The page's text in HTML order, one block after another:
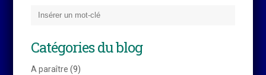
Catégories du blog
A paraître (9)